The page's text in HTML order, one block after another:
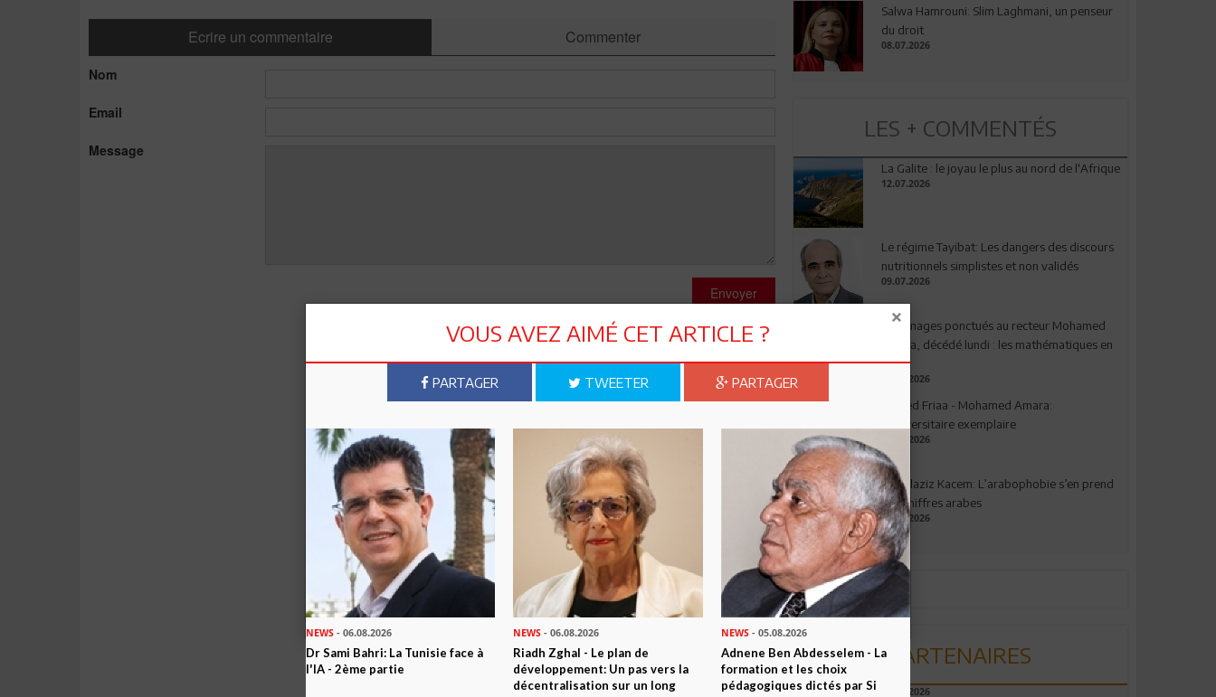
Ecrire un commentaire Commenter
Nom
Email
Message
Envoyer
Salwa Hamrouni: Slim Laghmani, un penseur
du droit
08.07.2026
LES + COMMENTÉS
La Galite : le joyau le plus au nord de l'Afrique
12.07.2026
Le régime Tayibat: Les dangers des discours
nutritionnels simplistes et non validés
09.07.2026
Hommages ponctués au recteur Mohamed
Amara, décédé lundi : les mathématiques en
deuil
03.08.2026
Ahmed Friaa - Mohamed Amara:
l’Universitaire exemplaire
04.08.2026
Abdelaziz Kacem: L’arabophobie s’en prend
aux chiffres arabes
09.07.2026
PARTENAIRES
06.08.2026
VOUS AVEZ AIMÉ CET ARTICLE ?
PARTAGER TWEETER PARTAGER
NEWS - 06.08.2026
Dr Sami Bahri: La Tunisie face à
l'IA - 2ème partie
NEWS - 06.08.2026
Riadh Zghal - Le plan de
développement: Un pas vers la
décentralisation sur un long
NEWS- 05.08.2026
Adnene Ben Abdesselem - La
formation et les choix
pédagogiques dictés par Si